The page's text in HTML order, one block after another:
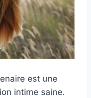
est une
intime saine.